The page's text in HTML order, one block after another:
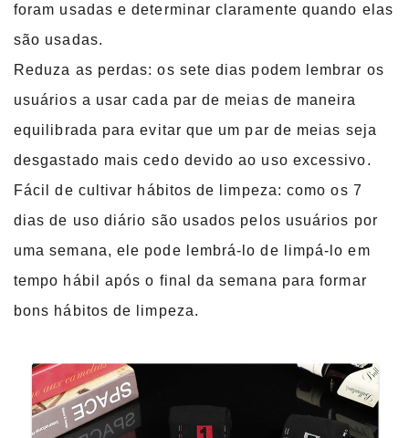
foram usadas e determinar claramente quando elas
são usadas.
Reduza as perdas: os sete dias podem lembrar os
usuários a usar cada par de meias de maneira
equilibrada para evitar que um par de meias seja
desgastado mais cedo devido ao uso excessivo.
Fácil de cultivar hábitos de limpeza: como os 7
dias de uso diário são usados ​​pelos usuários por
uma semana, ele pode lembrá-lo de limpá-lo em
tempo hábil após o final da semana para formar
bons hábitos de limpeza.